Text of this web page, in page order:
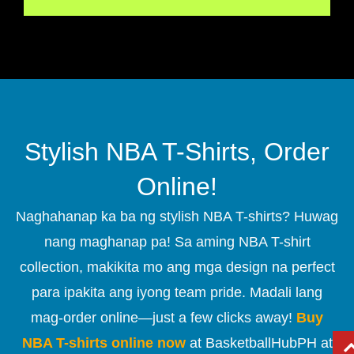
Stylish NBA T-Shirts, Order
Online!
Naghahanap ka ba ng stylish NBA T-shirts? Huwag
nang maghanap pa! Sa aming NBA T-shirt
collection, makikita mo ang mga design na perfect
para ipakita ang iyong team pride. Madali lang
mag-order online—just a few clicks away! Buy
NBA T-shirts online nowat BasketballHubPH at